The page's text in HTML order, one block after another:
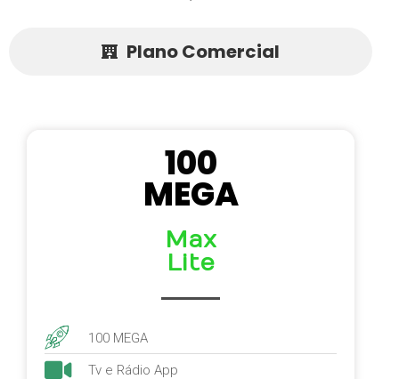
Plano Comercial
100
MEGA
Max
Lite
100 MEGA
Tv e Rádio App